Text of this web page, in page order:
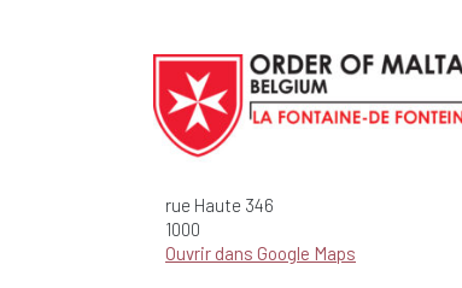
rue Haute 346
1000
Ouvrir dans Google Maps